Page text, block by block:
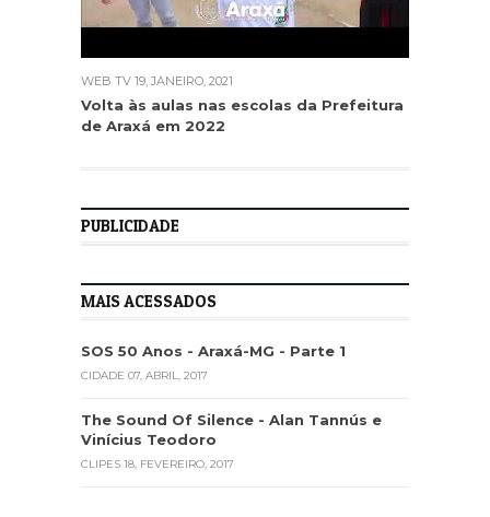
WEB TV 19, JANEIRO, 2021
Volta às aulas nas escolas da Prefeitura
de Araxá em 2022
PUBLICIDADE
MAIS ACESSADOS
SOS 50 Anos - Araxá-MG - Parte 1
CIDADE 07, ABRIL, 2017
The Sound Of Silence - Alan Tannús e
Vinícius Teodoro
CLIPES 18, FEVEREIRO, 2017